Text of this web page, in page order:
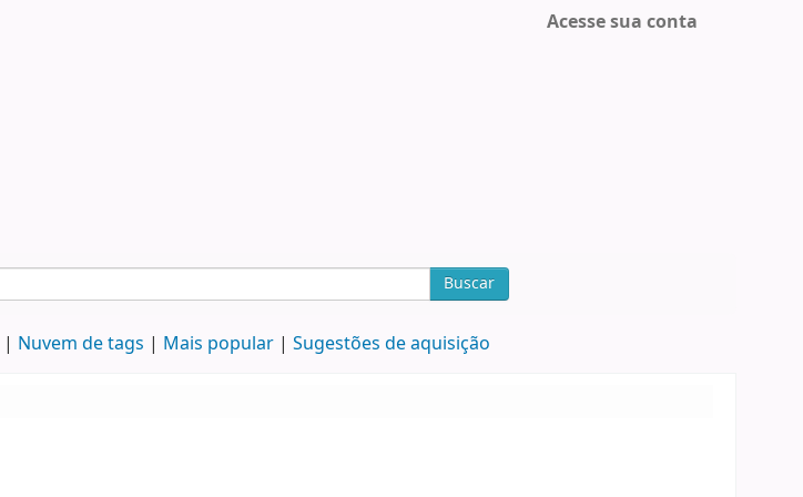
Acesse sua conta
Buscar
Nuvem de tags Mais popular Sugestões de aquisição